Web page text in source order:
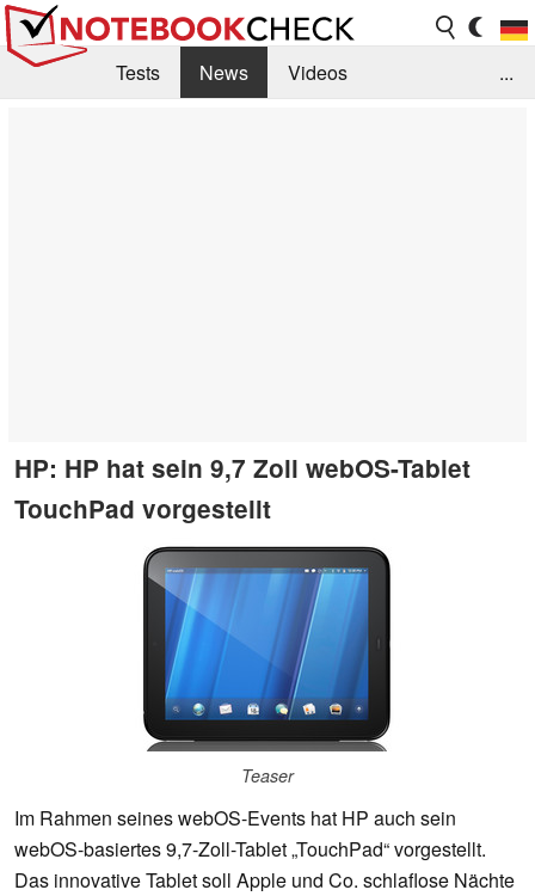
Tests News
Videos
...
HP: HP hat sein 9,7 Zoll webOS-Tablet
TouchPad vorgestellt
Teaser
Im Rahmen seines webOS-Events hat HP auch sein
webOS-basiertes 9,7-Zoll-Tablet „TouchPad“ vorgestellt.
Das innovative Tablet soll Apple und Co. schlaflose Nächte